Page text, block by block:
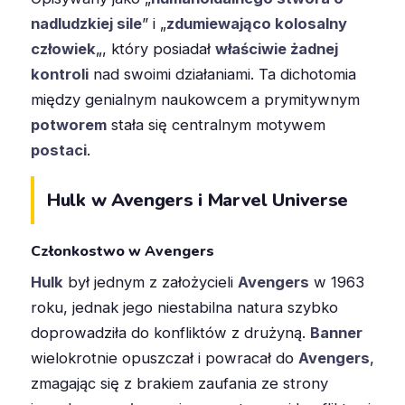
nadludzkiej sile” i „zdumiewająco kolosalny
człowiek„, który posiadał właściwie żadnej
kontroli nad swoimi działaniami. Ta dichotomia
między genialnym naukowcem a prymitywnym
potworem stała się centralnym motywem
postaci.
Hulk w Avengers i Marvel Universe
Członkostwo w Avengers
Hulk był jednym z założycieli Avengers w 1963
roku, jednak jego niestabilna natura szybko
doprowadziła do konfliktów z drużyną. Banner
wielokrotnie opuszczał i powracał do Avengers,
zmagając się z brakiem zaufania ze strony